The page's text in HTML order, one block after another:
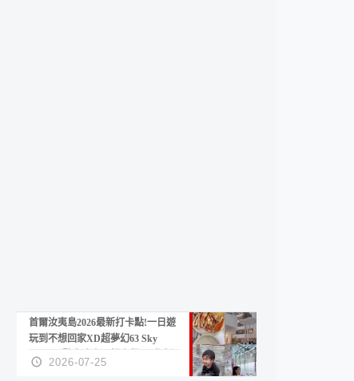
首爾汝夷島2026最新打卡點!一日遊
玩到不想回家XD超夢幻63 Sky
Picnic、鷺良津帝王蟹大餐、《淚之
女王》拍攝地、漢江公園免費玩水
2026-07-25